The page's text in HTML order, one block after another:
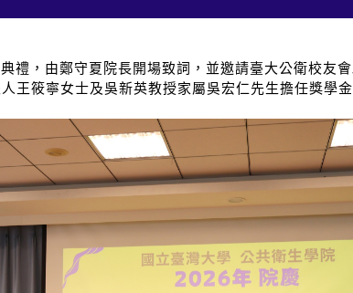
，由鄭守夏院長開場致詞，並邀請臺大公衛校友會
王筱寧女士及吳新英教授家屬吳宏仁先生擔任獎學金